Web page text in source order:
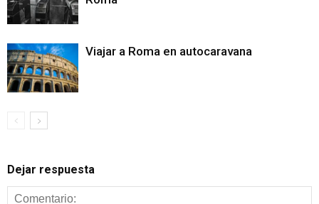
Viajar a Roma en autocaravana
Dejar respuesta